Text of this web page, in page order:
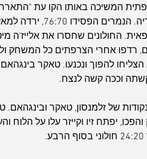
המשיכה באותו הקו עת
החולונים שחסרו את אלייז'ה
הופיעו עם רוסטר קצר של 8 שחקנים, רדפו אחרי הצרפתים כל
לא הצליחו להפוך ונכנעו. טאקר
וככה קשה לנצח.
של הצרפתים שעלו ל-11:6 למרות נקודות של זלמנסון, טאקר
יפתח זיו וקייזר עלו על הלוח